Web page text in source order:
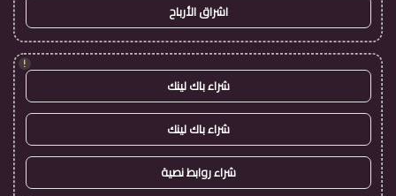
اشراق الأرباح
!
شراء باك لينك
شراء باك لينك
شراء روابط نصية